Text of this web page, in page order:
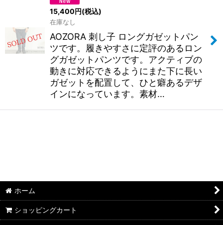
15,400円(税込)
在庫なし
AOZORA 刺し子 ロングガゼットパン
ツです。履きやすさに定評のあるロン
グガゼットパンツです。アクティブの
動きに対応できるようにまた下に長い
ガゼットを配置して、ひと癖あるデザ
インになっています。素材…
ホーム
ショッピングカート